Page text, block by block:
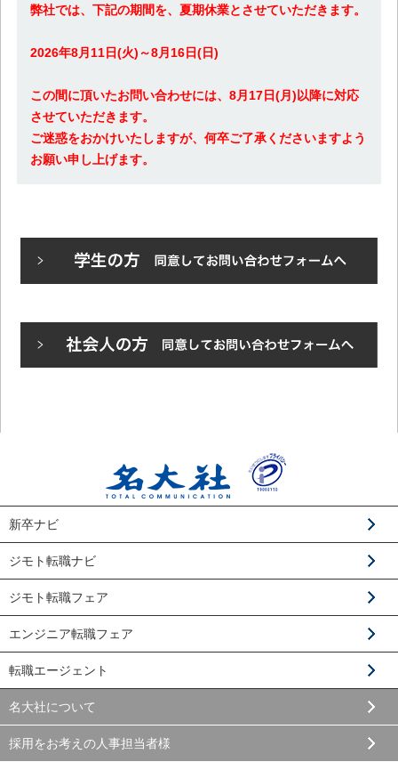
弊社では、下記の期間を、夏期休業とさせていただきます。
2026年8月11日(火)～8月16日(日)
この間に頂いたお問い合わせには、8月17日(月)以降に対応
させていただきます。
ご迷惑をおかけいたしますが、何卒ご了承くださいますよう
お願い申し上げます。
新卒ナビ
ジモト転職ナビ
ジモト転職フェア
エンジニア転職フェア
転職エージェント
名大社について
採用をお考えの人事担当者様